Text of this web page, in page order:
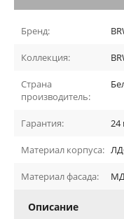
Бренд:
Коллекция:
Страна
производитель:
Гарантия: 24
Материал корпуса:
Материал фасада:
Описание